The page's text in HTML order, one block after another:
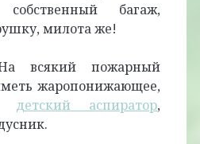
багаж,
милота же!
всякий пожарный
жаропонижающее,
детский аспиратор,